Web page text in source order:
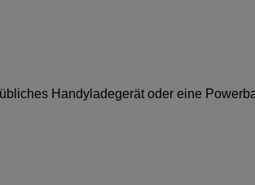
Handyladegerät oder eine